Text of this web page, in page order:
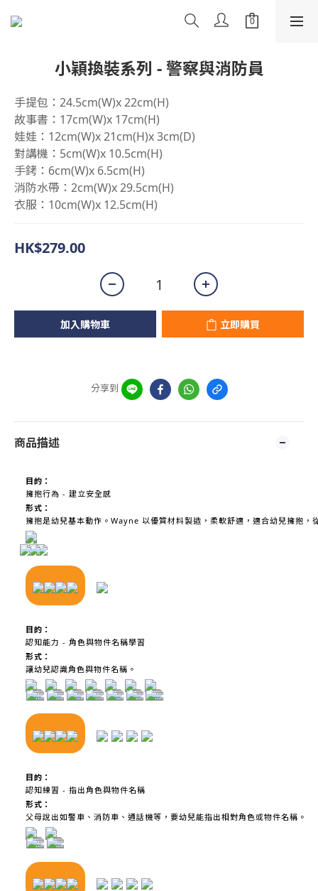
小穎換裝系列 - 警察與消防員
手提包：24.5cm(W)x 22cm(H)
故事書：17cm(W)x 17cm(H)
娃娃：12cm(W)x 21cm(H)x 3cm(D)
對講機：5cm(W)x 10.5cm(H)
手銬：6cm(W)x 6.5cm(H)
消防水帶：2cm(W)x 29.5cm(H)
衣服：10cm(W)x 12.5cm(H)
HK$279.00
加入購物車 立即購買
分享到
商品描述
目的：
擁抱行為 - 建立安全感
形式：
擁抱是幼兒基本動作。Wayne 以優質材料製造，柔軟舒適，適合幼兒擁抱，
目的：
認知能力 - 角色與物件名稱學習
形式：
讓幼兒認識角色與物件名稱。
目的：
認知練習 - 指出角色與物件名稱
形式：
父母說出如警車、消防車、通話機等，要幼兒能指出相對角色或物件名稱。